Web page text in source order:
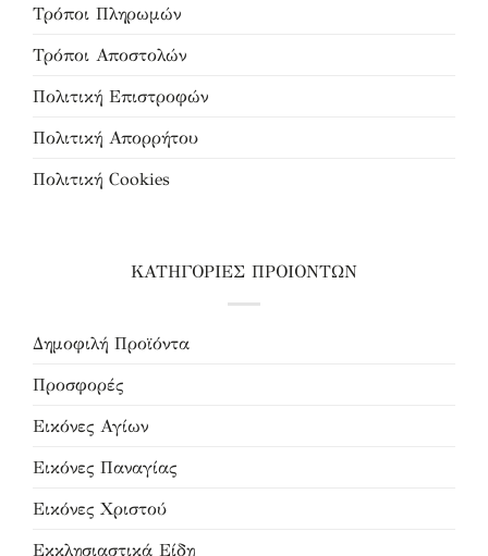
Τρόποι Πληρωμών
Τρόποι Αποστολών
Πολιτική Επιστροφών
Πολιτική Απορρήτου
Πολιτική Cookies
ΚΑΤΗΓΟΡΙΕΣ ΠΡΟΙΟΝΤΩΝ
Δημοφιλή Προϊόντα
Προσφορές
Εικόνες Αγίων
Εικόνες Παναγίας
Εικόνες Χριστού
Εκκλησιαστικά Είδη